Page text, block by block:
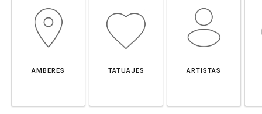
AMBERES TATUAJES ARTISTAS